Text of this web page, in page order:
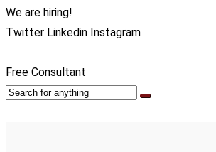
We are hiring!
Twitter Linkedin Instagram
Free Consultant